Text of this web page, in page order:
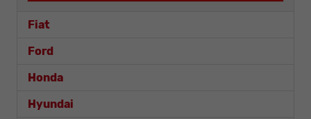
Fiat
Ford
Honda
Hyundai